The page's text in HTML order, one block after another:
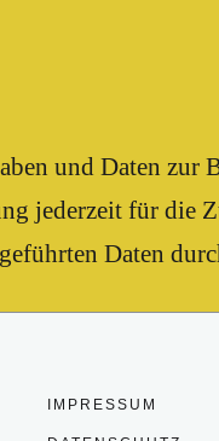
und Daten zur
jederzeit für die
Daten
IMPRESSUM